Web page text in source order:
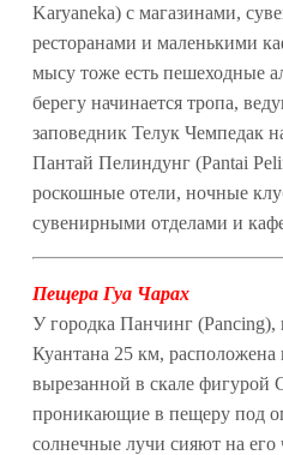
Karyaneka) с магазинами,
ресторанами и маленькими
мысу тоже есть пешеходные
берегу начинается тропа,
заповедник Телук Чемпедак
Пантай Пелиндунг (Pantai
роскошные отели, ночные
сувенирными отделами и
Пещера Гуа Чарах
У городка Панчинг (Pancing),
Куантана 25 км, расположена
вырезанной в скале
проникающие в пещеру под
солнечные лучи сияют на